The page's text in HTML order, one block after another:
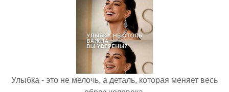
Улыбка - это не мелочь, а деталь, которая меняет весь